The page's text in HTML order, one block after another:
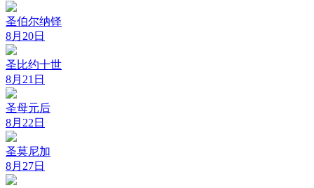
圣伯尔纳铎
8月20日
圣比约十世
8月21日
圣母元后
8月22日
圣莫尼加
8月27日